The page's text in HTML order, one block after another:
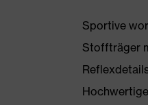
Sportive
Stoffträger